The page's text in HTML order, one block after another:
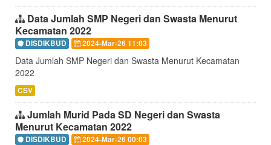
Data Jumlah SMP Negeri dan Swasta Menurut
Kecamatan 2022
DISDIKBUD 2024-Mar-26 11:03
Data Jumlah SMP Negeri dan Swasta Menurut Kecamatan
2022
CSV
Jumlah Murid Pada SD Negeri dan Swasta
Menurut Kecamatan 2022
DISDIKBUD 2024-Mar-26 00:03